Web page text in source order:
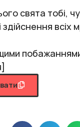
свята тобі,
всіх